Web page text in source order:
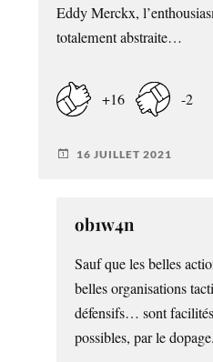
Eddy Merckx,
totalement abstraite…
+16 -2
16 JUILLET 2021
ob1w4n
Sauf que les belles
belles organisations
défensifs… sont
possibles, par le dopage.